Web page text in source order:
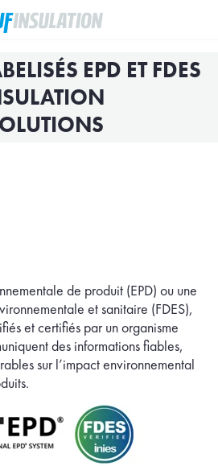
EPD ET FDES
de produit (EPD) ou une
et sanitaire (FDES),
et certifiés par un organisme
des informations fiables,
sur l’impact environnemental